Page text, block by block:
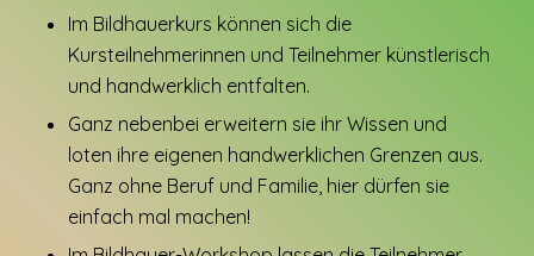
Im Bildhauerkurs können sich die
Kursteilnehmerinnen und Teilnehmer künstlerisch
und handwerklich entfalten.
Ganz nebenbei erweitern sie ihr Wissen und
loten ihre eigenen handwerklichen Grenzen aus.
Ganz ohne Beruf und Familie, hier dürfen sie
einfach mal machen!